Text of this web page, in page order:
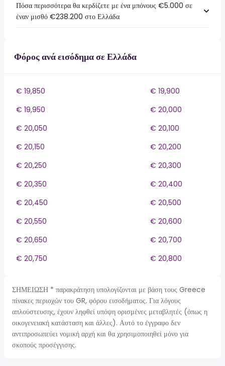
Πόσα περισσότερα θα κερδίζετε με ένα μπόνους €5.000 σε
έναν μισθό €238.200 στο Ελλάδα
Φόρος ανά εισόδημα σε Ελλάδα
€ 19,850
€ 19,900
€ 19,950
€ 20,000
€ 20,050
€ 20,100
€ 20,150
€ 20,200
€ 20,250
€ 20,300
€ 20,350
€ 20,400
€ 20,450
€ 20,500
€ 20,550
€ 20,600
€ 20,650
€ 20,700
€ 20,750
€ 20,800
ΣΗΜΕΙΩΣΗ * παρακράτηση υπολογίζονται με βάση τους Greece
πίνακες περιοχών του GR, φόρου εισοδήματος. Για λόγους
απλούστευσης, έχουν ληφθεί υπόψη ορισμένες μεταβλητές (όπως η
οικογενειακή κατάσταση και άλλες). Αυτό το έγγραφο δεν
αντιπροσωπεύει νομική αρχή και θα χρησιμοποιηθεί μόνο για
σκοπούς προσέγγισης.